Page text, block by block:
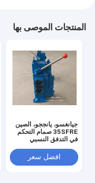
المنتجات الموصى بها
جيانغسو، يانججو، الصين
35SFRE صمام التحكم
في التدفق النسبي
الرصيفافضل سعر